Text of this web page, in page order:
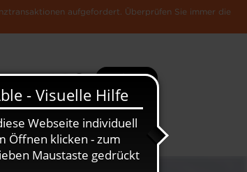
aufgefordert. Überprüfen Sie immer die
Mehr
Die Luxemburger